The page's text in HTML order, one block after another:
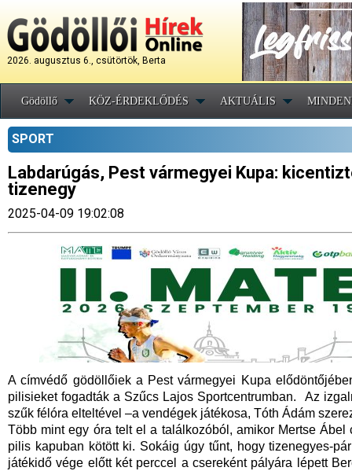
2026. augusztus 6., csütörtök, Berta
Gödöllő KÖZ-ÉRDEKLŐDÉS AKTUÁLIS
SPORT
Labdarúgás, Pest vármegyei Kupa:
tizenegy
2025-04-09 19:02:08
A címvédő gödöllőiek a Pest vármegyei Kupa
pilisieket fogadták a Szűcs Lajos Sportcentrumban. Az
szűk félóra elteltével –a vendégek játékosa, Tóth Ádám
Több mint egy óra telt el a találkozóból, amikor Mertse
pilis kapuban kötött ki. Sokáig úgy tűnt, hogy tizenegyes-
játékidő vége előtt két perccel a csereként pályára lépett